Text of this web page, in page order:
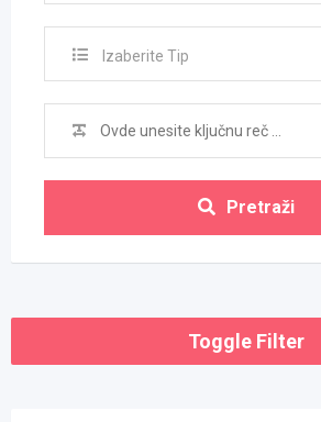
Izaberite Tip
Pretraži
Toggle Filter